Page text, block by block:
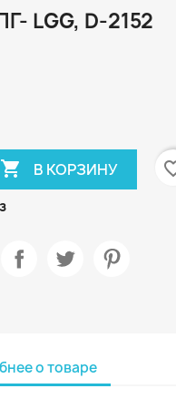
LGG, D-2152
 В КОРЗИНУ
о товаре